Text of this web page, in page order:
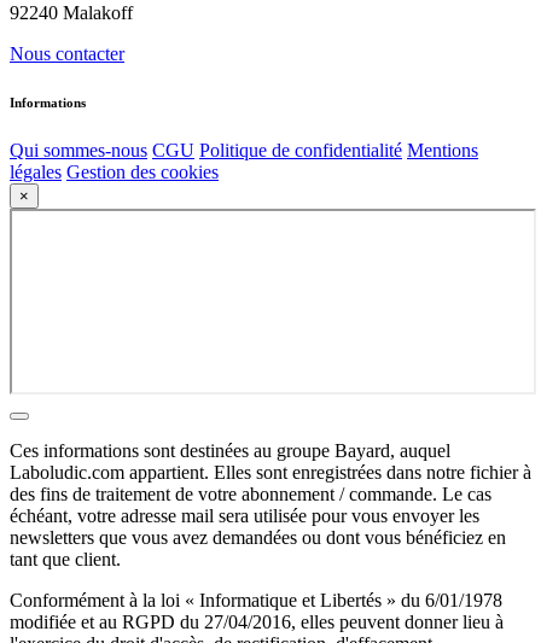
92240 Malakoff
Nous contacter
Informations
Qui sommes-nous CGU Politique de confidentialité Mentions
légales Gestion des cookies
×
Ces informations sont destinées au groupe Bayard, auquel
Laboludic.com appartient. Elles sont enregistrées dans notre fichier à
des fins de traitement de votre abonnement / commande. Le cas
échéant, votre adresse mail sera utilisée pour vous envoyer les
newsletters que vous avez demandées ou dont vous bénéficiez en
tant que client.
Conformément à la loi « Informatique et Libertés » du 6/01/1978
modifiée et au RGPD du 27/04/2016, elles peuvent donner lieu à